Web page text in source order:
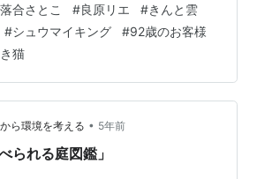
生放送FMスマイルウェーブ
今月のお誕生月サポーター：ラジ
まさこさんお祝いしたい相手は、落
ウィンが誕生日🎃！☘️企業スポンサ
http://taguchipiano.com…
落合さとこ #良原リエ #きんと雲
#シュウマイキング #92歳のお客様
猫
ら環境を考える • 5年前
られる庭図鑑」